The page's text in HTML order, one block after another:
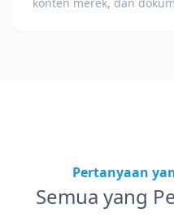
Pertanyaan
Semua yang